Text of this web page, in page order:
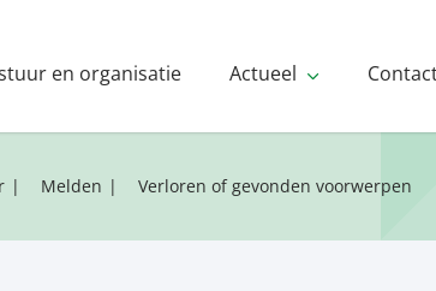
en organisatie Actueel
Melden Verloren of gevonden voorwerpen